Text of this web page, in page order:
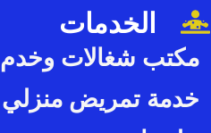
الخدمات
مكتب شغالات وخدم
خدمة تمريض منزلي